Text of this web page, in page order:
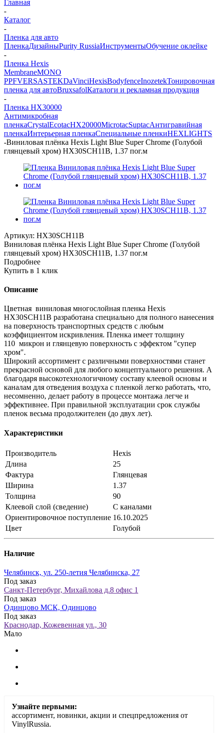
Главная
-
Каталог
-
Пленка для авто
ПленкаДизайныPurity RussiaИнструментыОбучение оклейке
-
Пленка Hexis
MembraneMONO
PPFVERSASTEKDaVinciHexisBodyfenceInozetekТонировочная
пленка для автоBruxsafolКаталоги и рекламная продукция
-
Пленка HX30000
Антимикробная
пленкаCrystalEcotacHX20000MicrotacSuptacАнтигравийная
пленкаИнтерьерная пленкаСпециальные пленкиHEXLIGHTS
-Виниловая плёнка Hexis Light Blue Super Chrome (Голубой
глянцевый хром) HX30SCH11B, 1.37 пог.м
Артикул: HX30SCH11B
Виниловая плёнка Hexis Light Blue Super Chrome (Голубой
глянцевый хром) HX30SCH11B, 1.37 пог.м
Подробнее
Купить в 1 клик
Описание
Цветная виниловая многослойная пленка Hexis
HX30SCH11B разработана специально для полного нанесения
на поверхность транспортных средств с любым
коэффициентом искривления. Пленка имеет толщину
110 микрон и глянцевую поверхность с эффектом "супер
хром".
Широкий ассортимент с различными поверхностями станет
прекрасной основой для любого концептуального решения. А
благодаря высокотехнологичному составу клеевой основы и
каналам для отведения воздуха с пленкой легко работать, что,
несомненно, делает работу в процессе монтажа легче и
эффективнее. При правильной эксплуатации срок службы
пленок весьма продолжителен (до двух лет).
Характеристики
Производитель
Hexis
Длина
25
Фактура
Глянцевая
Ширина
1.37
Толщина
90
Клеевой слой (сведение)
С каналами
Ориентировочное поступление 16.10.2025
Цвет
Голубой
Наличие
Челябинск, ул. 250-летия Челябинска, 27
Под заказ
Санкт-Петербург, Михайлова д.8 офис 1
Под заказ
Одинцово МСК, Одинцово
Под заказ
Краснодар, Кожевенная ул., 30
Мало
Узнайте первыми:
ассортимент, новинки, акции и спецпредложения от
VinylRussia.